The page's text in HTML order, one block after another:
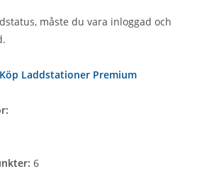
måste du vara inloggad och
Köp Laddstationer Premium
6